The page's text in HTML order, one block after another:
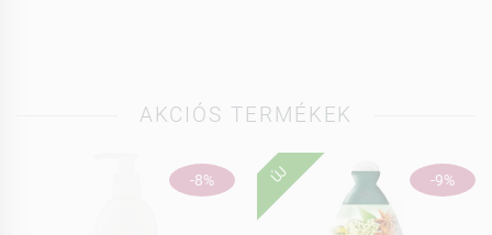
AKCIÓS TERMÉKEK
-8% -9%
ÚJ